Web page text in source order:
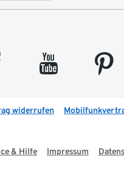
youtube pinterest
widerrufen
& Hilfe Impressum